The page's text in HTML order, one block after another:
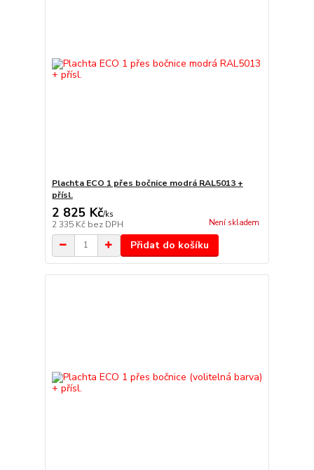
Plachta ECO 1 přes bočnice modrá RAL5013 +
přísl.
2 825 Kč/ks
2 335 Kč bez DPH Není skladem
Přidat do košíku